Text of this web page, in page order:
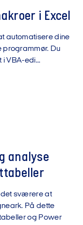
i Excel
automatisere dine
Du
VBA-edi...
analyse
sværere at
På dette
og Power